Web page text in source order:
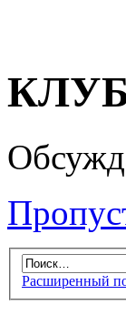
КЛУБ
Расширенный